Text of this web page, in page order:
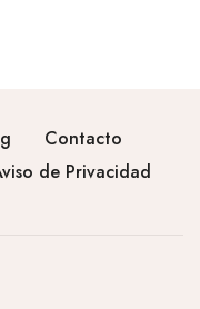
Contacto
de Privacidad